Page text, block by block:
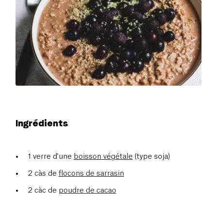
Ingrédients
1 verre d'une boisson végétale (type soja)
2 càs de flocons de sarrasin
2 càc de poudre de cacao